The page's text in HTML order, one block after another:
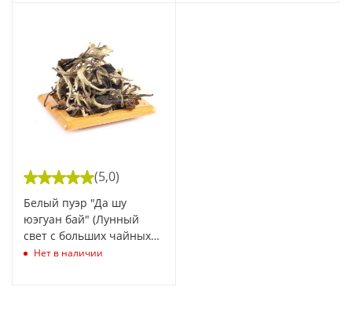
(5,0)
Белый пуэр "Да шу
юэгуан бай" (Лунный
свет с больших чайных
деревьев)
Нет в наличии